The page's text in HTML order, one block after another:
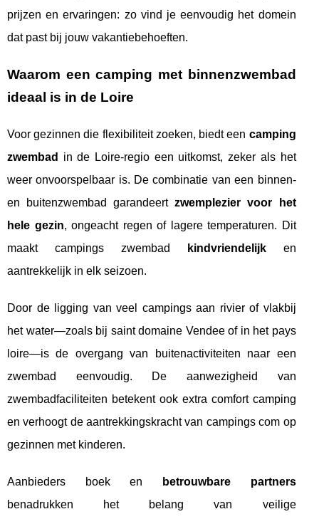
prijzen en ervaringen: zo vind je eenvoudig het domein
dat past bij jouw vakantiebehoeften.
Waarom een camping met binnenzwembad
ideaal is in de Loire
Voor gezinnen die flexibiliteit zoeken, biedt een camping
zwembad
in de Loire-regio een uitkomst, zeker als het
weer onvoorspelbaar is. De combinatie van een binnen-
en buitenzwembad garandeertzwemplezier voor het
hele gezin, ongeacht regen of lagere temperaturen. Dit
maakt campings zwembad
kindvriendelijken
aantrekkelijk in elk seizoen.
Door de ligging van veel campings aan rivier of vlakbij
het water—zoals bij saint domaine Vendee of in het pays
loire—is de overgang van buitenactiviteiten naar een
zwembad eenvoudig. De aanwezigheid van
zwembadfaciliteiten betekent ook extra comfort camping
en verhoogt de aantrekkingskracht van campings com op
gezinnen met kinderen.
Aanbieders boek en
betrouwbare partners
benadrukken het belang van veilige